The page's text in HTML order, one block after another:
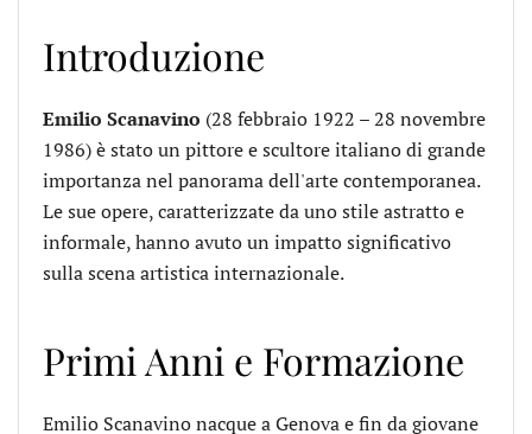
Introduzione
Emilio Scanavino (28 febbraio 1922 – 28 novembre
1986) è stato un pittore e scultore italiano di grande
importanza nel panorama dell'arte contemporanea.
Le sue opere, caratterizzate da uno stile astratto e
informale, hanno avuto un impatto significativo
sulla scena artistica internazionale.
Primi Anni e Formazione
Emilio Scanavino nacque a Genova e fin da giovane